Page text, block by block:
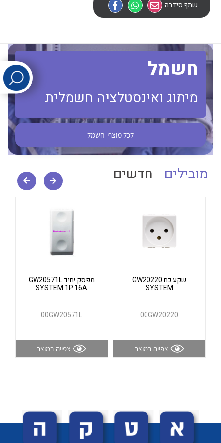
לכל מוצרי היצרן לכל מוצרי היצרן
לכל מוצרי היצרן לכל מוצרי היצרן
לכל מוצרי היצרן לכל מוצרי היצרן
שתף סידרה
חשמל
מיתוג ואינסטלציה חשמלית
לכל מוצרי חשמל
מובילים חדשים
שקע כח GW20220
SYSTEM
00GW20220
צפייה במוצר
מפסק יחיד GW20571L
SYSTEM 1P 16A
00GW20571L
צפייה במוצר